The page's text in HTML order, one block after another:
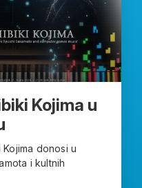
Kojima u
donosi u
i kultnih